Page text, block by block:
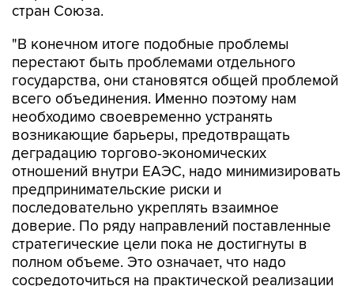
"В конечном итоге подобные проблемы
государства, они становятся общей проблемой
всего объединения. Именно поэтому нам
необходимо своевременно устранять
возникающие барьеры, предотвращать
деградацию торгово-экономических
отношений внутри ЕАЭС, надо минимизировать
предпринимательские риски и
последовательно укреплять взаимное
доверие. По ряду направлений поставленные
стратегические цели пока не достигнуты в
полном объеме. Это означает, что надо
сосредоточиться на практической реализации
уже принятых решений", - заявил Пашинян.